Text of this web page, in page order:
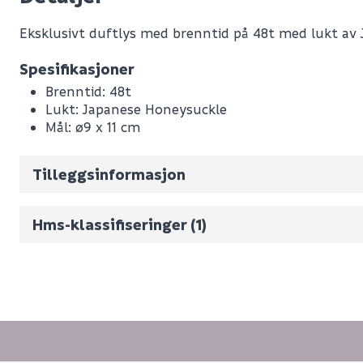
Eksklusivt duftlys med brenntid på 48t med lukt av
Spesifikasjoner
Brenntid: 48t
Lukt: Japanese Honeysuckle
Mål: ø9 x 11 cm
Tilleggsinformasjon
Leverandørens varenummer
Nobb No
Volum
Hms-klassifiseringer (1)
Sikkerhetsdatablad (HMS)